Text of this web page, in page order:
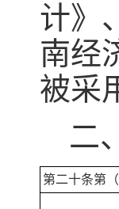
计》
南经
被采
二
第二十条第